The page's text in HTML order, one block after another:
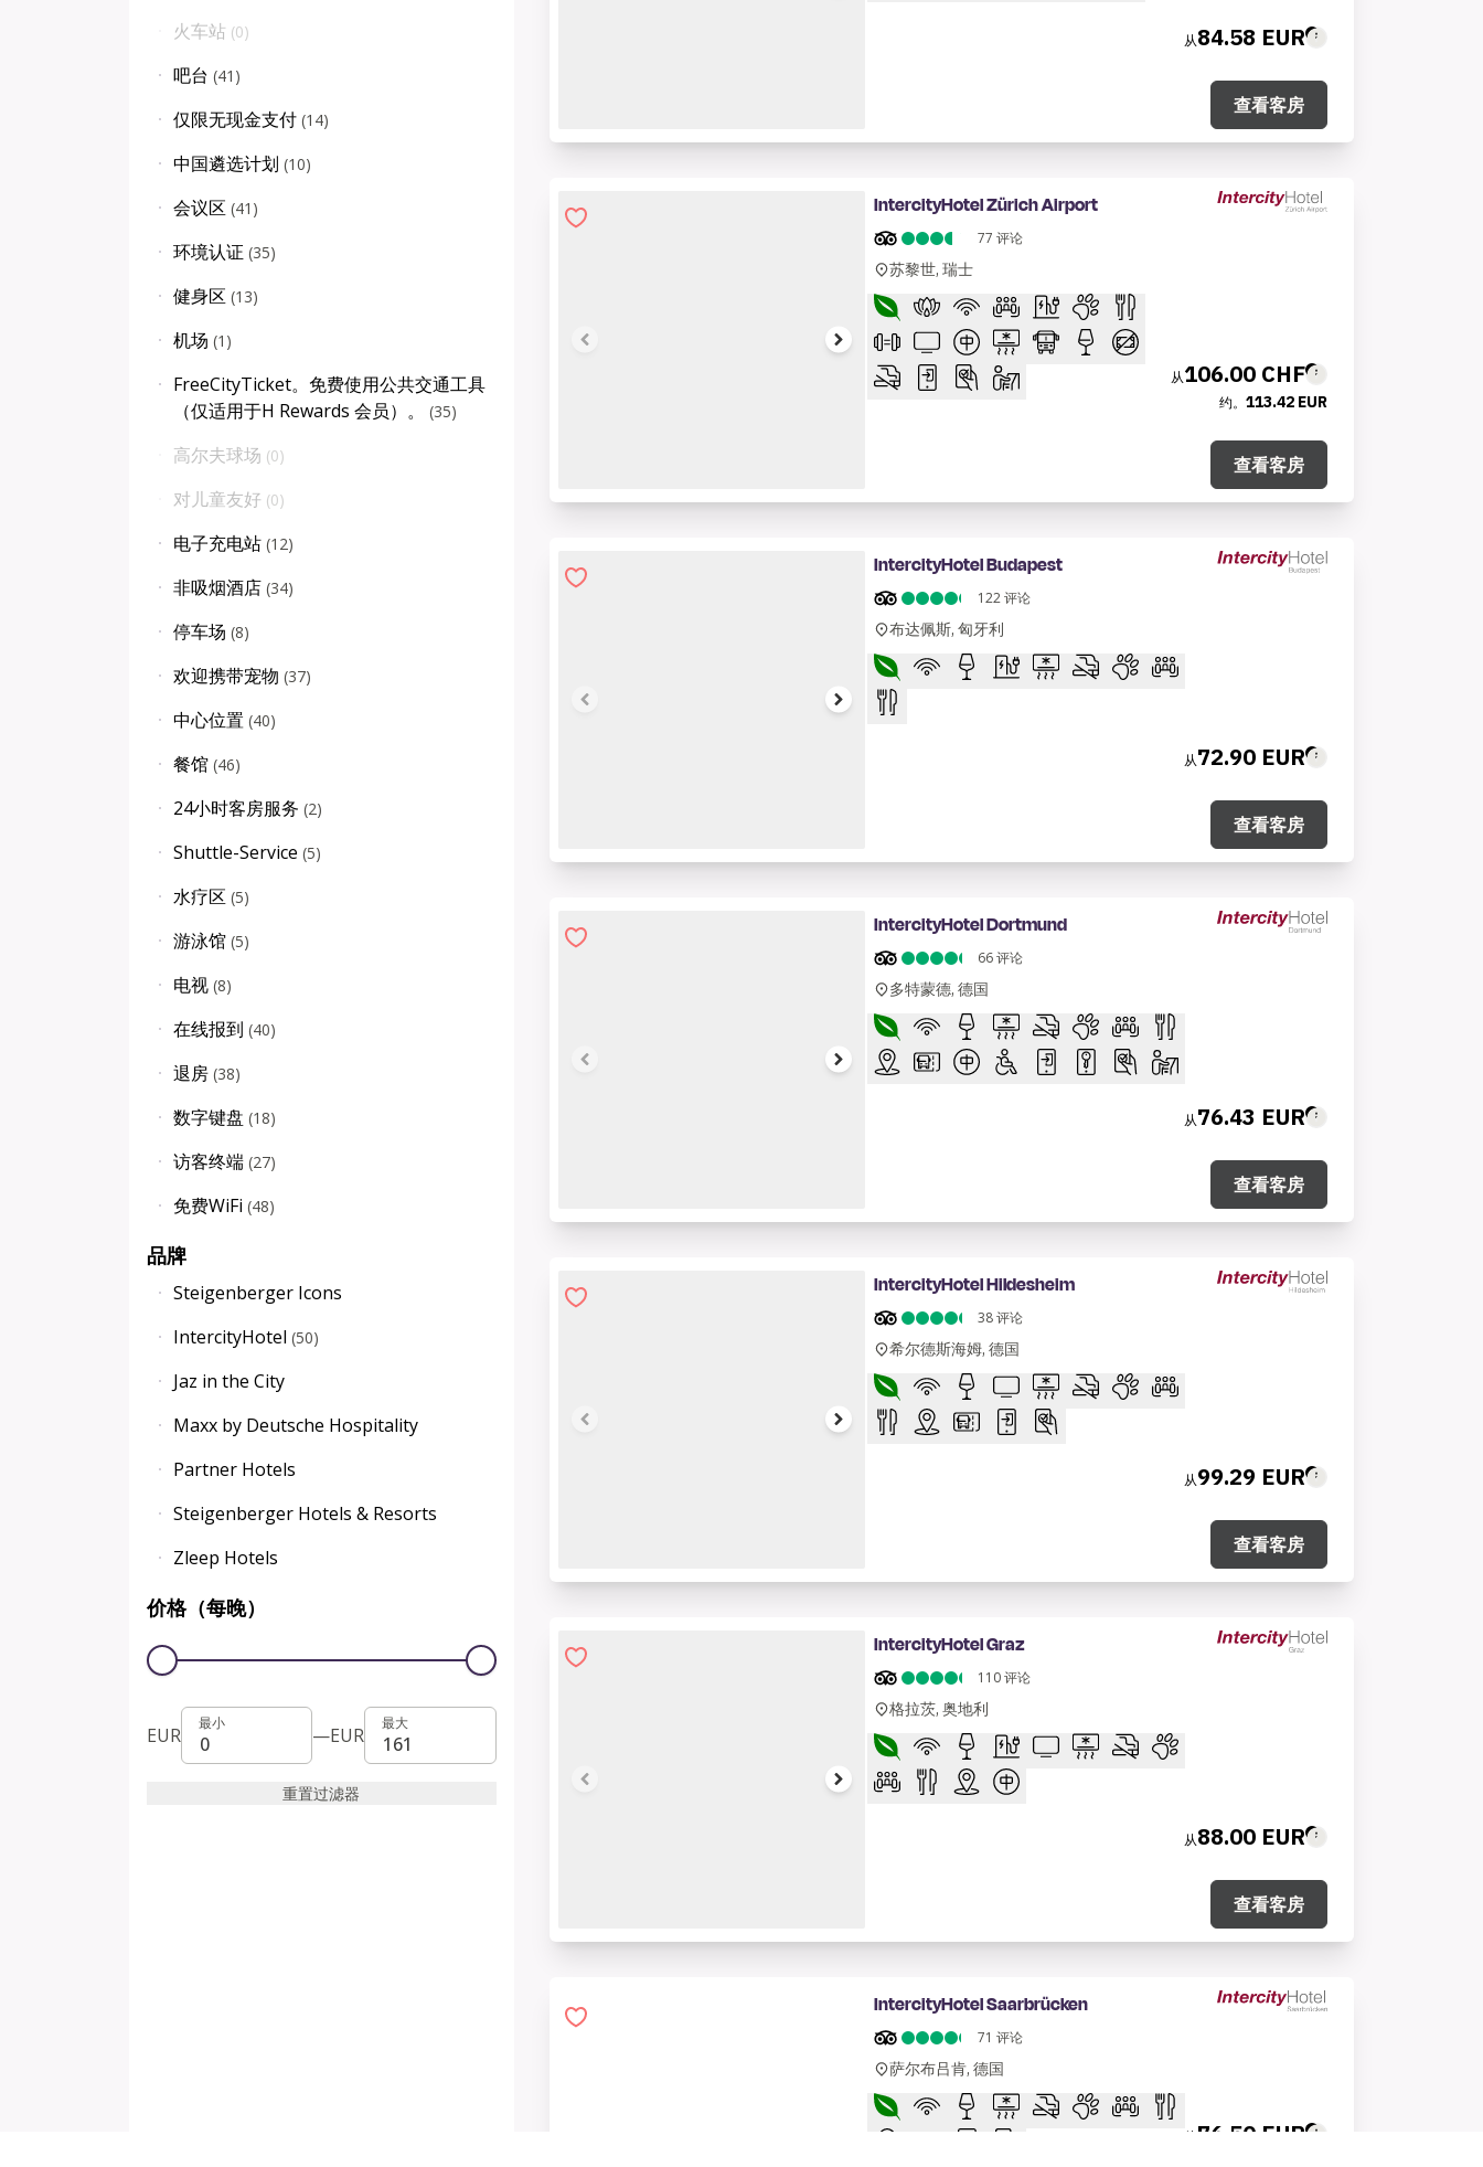
火车站 (0)
吧台 (41 )
仅限无现金支付 (14)
中国遴选计划 (10)
会议区 (41 )
环境认证 (35)
健身区 (13)
机场 (1 )
FreeCityTicket。免费使用公共交通工具
（仅适用于H Rewards 会员）。
(35)
高尔夫球场 (0)
对儿童友好 (0)
电子充电站 (12)
非吸烟酒店 (34)
停车场 (8)
欢迎携带宠物 (37)
中心位置 (40)
餐馆 (46)
24小时客房服务 (2)
Shuttle-Service (5)
水疗区 (5)
游泳馆 (5)
电视 (8)
在线报到 (40)
退房 (38)
数字键盘 (18)
访客终端 (27)
免费WiFi (48)
品牌
Steigenberger Icons
IntercityHotel (50)
Jaz in the City
Maxx by Deutsche Hospitality
Partner Hotels
Steigenberger Hotels & Resorts
Zleep Hotels
价格（每晚）
EUR
最小
最小
—EUR
最大
最大
重置过滤器
1 of 9
从 84.58 EUR
查看客房
1 of 6
IntercityHotel Zürich Airport
77 评论
苏黎世, 瑞士
从 106.00 CHF
约。 113.42 EUR
查看客房
1 of 7
IntercityHotel Budapest
122评论
布达佩斯, 匈牙利
从 72.90 EUR
查看客房
1 of 7
IntercityHotel Dortmund
66评论
多特蒙德, 德国
从 76.43 EUR
查看客房
1 of 7
IntercityHotel Hildesheim
38评论
希尔德斯海姆, 德国
从 99.29 EUR
查看客房
1 of 7
IntercityHotel Graz
110评论
格拉茨, 奥地利
从 88.00 EUR
查看客房
IntercityHotel Saarbrücken
71 评论
萨尔布吕肯, 德国
从 76.50 EUR